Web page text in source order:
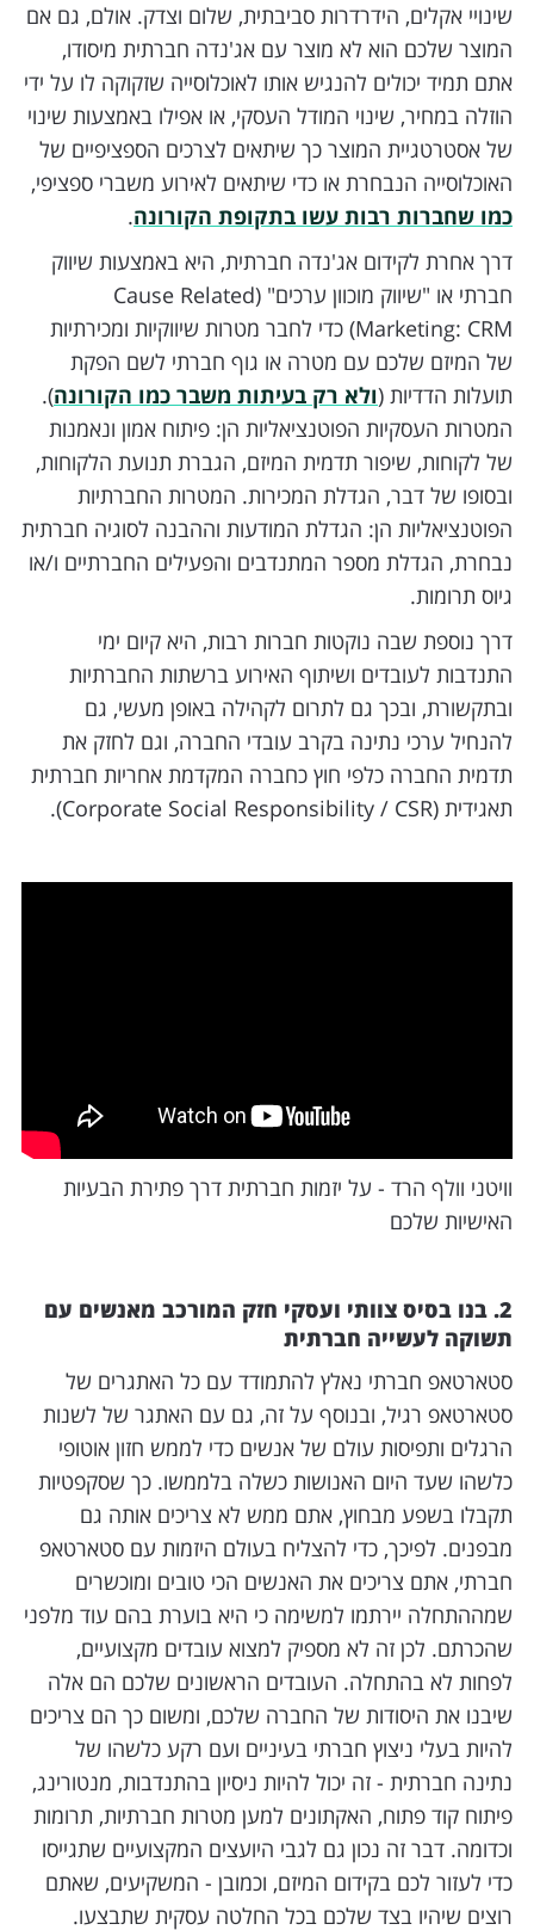
שינויי אקלים, הידרדרות סביבתית, שלום וצדק. אולם, גם אם
המוצר שלכם הוא לא מוצר עם אג'נדה חברתית מיסודו,
אתם תמיד יכולים להנגיש אותו לאוכלוסייה שזקוקה לו על ידי
הוזלה במחיר, שינוי המודל העסקי, או אפילו באמצעות שינוי
של אסטרטגיית המוצר כך שיתאים לצרכים הספציפיים של
האוכלוסייה הנבחרת או כדי שיתאים לאירוע משברי ספציפי,
כמו שחברות רבות עשו בתקופת הקורונה.
דרך אחרת לקידום אג'נדה חברתית, היא באמצעות שיווק
חברתי או "שיווק מוכוון ערכים" (Cause Related
Marketing: CRM) כדי לחבר מטרות שיווקיות ומכירתיות
של המיזם שלכם עם מטרה או גוף חברתי לשם הפקת
תועלות הדדיות (ולא רק בעיתות משבר כמו הקורונה).
המטרות העסקיות הפוטנציאליות הן: פיתוח אמון ונאמנות
של לקוחות, שיפור תדמית המיזם, הגברת תנועת הלקוחות,
ובסופו של דבר, הגדלת המכירות. המטרות החברתיות
הפוטנציאליות הן: הגדלת המודעות וההבנה לסוגיה חברתית
נבחרת, הגדלת מספר המתנדבים והפעילים החברתיים ו/או
גיוס תרומות.
דרך נוספת שבה נוקטות חברות רבות, היא קיום ימי
התנדבות לעובדים ושיתוף האירוע ברשתות החברתיות
ובתקשורת, ובכך גם לתרום לקהילה באופן מעשי, גם
להנחיל ערכי נתינה בקרב עובדי החברה, וגם לחזק את
תדמית החברה כלפי חוץ כחברה המקדמת אחריות חברתית
תאגידית (Corporate Social Responsibility / CSR).
וויטני וולף הרד - על יזמות חברתית דרך פתירת הבעיות
האישיות שלכם
2. בנו בסיס צוותי ועסקי חזק המורכב מאנשים עם
תשוקה לעשייה חברתית
סטארטאפ חברתי נאלץ להתמודד עם כל האתגרים של
סטארטאפ רגיל, ובנוסף על זה, גם עם האתגר של לשנות
הרגלים ותפיסות עולם של אנשים כדי לממש חזון אוטופי
כלשהו שעד היום האנושות כשלה בלממשו. כך שסקפטיות
תקבלו בשפע מבחוץ, אתם ממש לא צריכים אותה גם
מבפנים. לפיכך, כדי להצליח בעולם היזמות עם סטארטאפ
חברתי, אתם צריכים את האנשים הכי טובים ומוכשרים
שמההתחלה יירתמו למשימה כי היא בוערת בהם עוד מלפני
שהכרתם. לכן זה לא מספיק למצוא עובדים מקצועיים,
לפחות לא בהתחלה. העובדים הראשונים שלכם הם אלה
שיבנו את היסודות של החברה שלכם, ומשום כך הם צריכים
להיות בעלי ניצוץ חברתי בעיניים ועם רקע כלשהו של
נתינה חברתית - זה יכול להיות ניסיון בהתנדבות, מנטורינג,
פיתוח קוד פתוח, האקתונים למען מטרות חברתיות, תרומות
וכדומה. דבר זה נכון גם לגבי היועצים המקצועיים שתגייסו
כדי לעזור לכם בקידום המיזם, וכמובן - המשקיעים, שאתם
רוצים שיהיו בצד שלכם בכל החלטה עסקית שתבצעו.